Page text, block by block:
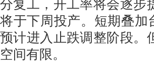
分复工，开工率将会逐步
将于下周投产。短期叠加
预计进入止跌调整阶段。
空间有限。